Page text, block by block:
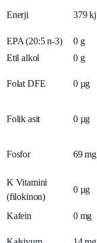
Enerji 379 kj
EPA (20:5 n-3) 0 g
Etil alkol
0 g
Folat DFE 0 µg
Folik asit 0 µg
Fosfor 69 mg
K Vitamini
(filokinon)
0 µg
Kafein 0 mg